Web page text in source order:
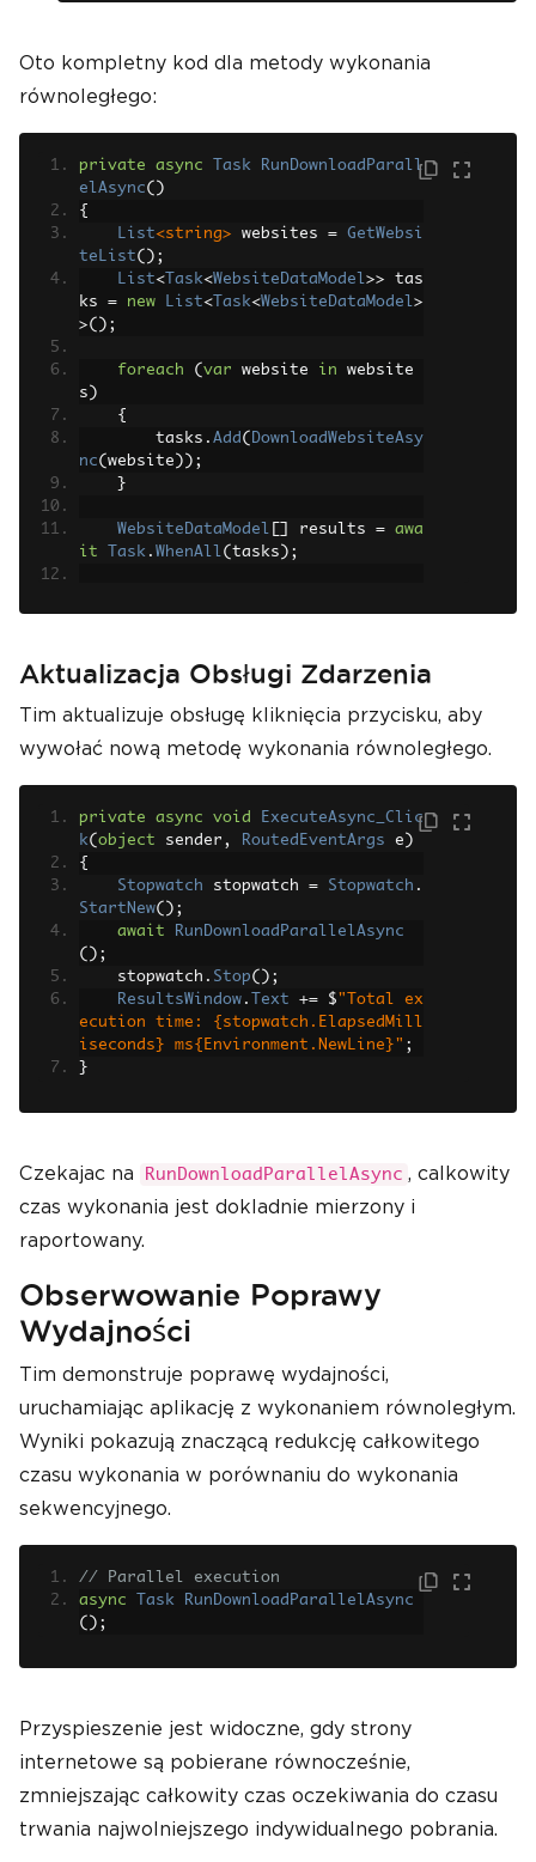
Oto kompletny kod dla metody wykonania
równoległego:
private async Task
RunDownloadParall
elAsync()
{
List<string> websites =
GetWebsi
teList();
List< Task<WebsiteDataModel>> tas
ks = new List< Task<WebsiteDataModel>
>();
foreach ( var website in website
s )
{
        tasks
. Add ( DownloadWebsiteAsy
nc( website ));
}
WebsiteDataModel results =
awa
it
Task . WhenAll( tasks );
}
}
Aktualizacja Obsługi Zdarzenia
Tim aktualizuje obsługę kliknięcia przycisku, aby
wywołać nową metodę wykonania równoległego.
private async void
ExecuteAsync_Clic
k( object sender , RoutedEventArgs e )
{
Stopwatch stopwatch = Stopwatch .
StartNew();
await
RunDownloadParallelAsync
();
    stopwatch
. Stop();
ResultsWindow . Text += $ "Total ex
ecution time: {stopwatch.ElapsedMill
iseconds} ms{Environment.NewLine}" ;
}
Czekajac na RunDownloadParallelAsync , calkowity
czas wykonania jest dokladnie mierzony i
raportowany.
Obserwowanie Poprawy
Wydajności
Tim demonstruje poprawę wydajności,
uruchamiając aplikację z wykonaniem równoległym.
Wyniki pokazują znaczącą redukcję całkowitego
czasu wykonania w porównaniu do wykonania
sekwencyjnego.
// Parallel execution
async
Task
RunDownloadParallelAsync
();
Przyspieszenie jest widoczne, gdy strony
internetowe są pobierane równocześnie,
zmniejszając całkowity czas oczekiwania do czasu
trwania najwolniejszego indywidualnego pobrania.